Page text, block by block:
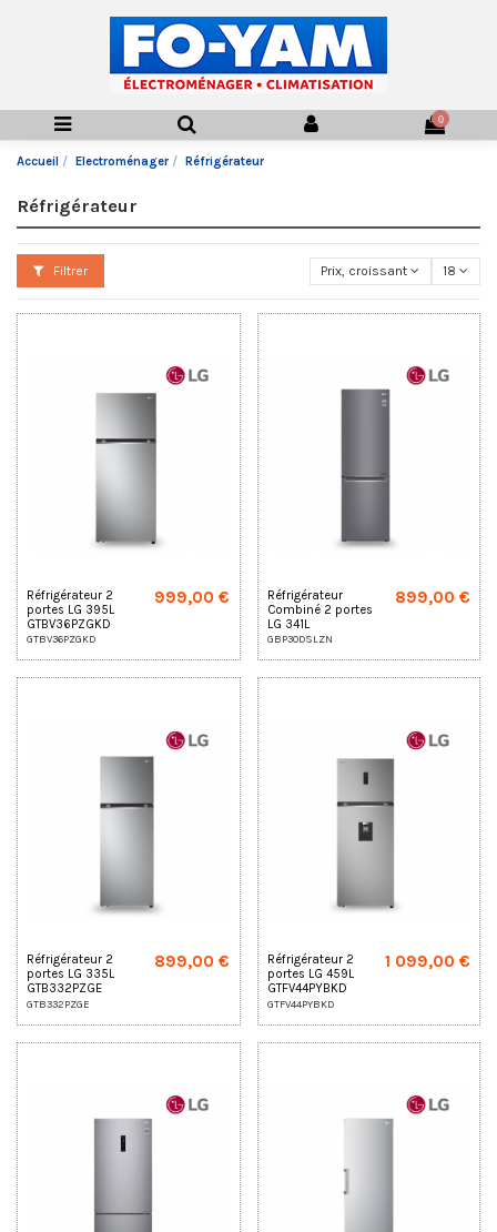
0
Accueil Electroménager Réfrigérateur
Réfrigérateur
Filtrer Prix, croissant 18
Réfrigérateur 2
portes LG 395L
GTBV36PZGKD
GTBV36PZGKD
999,00 €
Réfrigérateur
Combiné 2 portes
LG 341L
GBP30DSLZN
GBP30DSLZN
899,00 €
Réfrigérateur 2
portes LG 335L
GTB332PZGE
GTB332PZGE
899,00 €
Réfrigérateur 2
portes LG 459L
GTFV44PYBKD
GTFV44PYBKD
1 099,00 €